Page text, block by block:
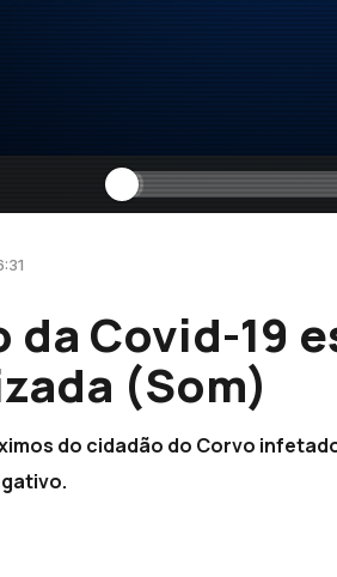
da Covid-19
(Som)
do cidadão do Corvo